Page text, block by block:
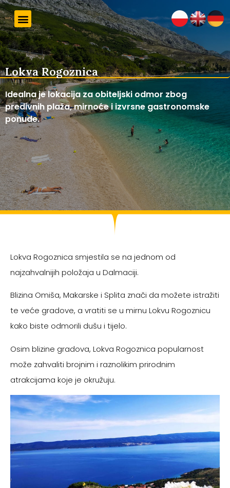
Lokva Rogoznica
Idealna je lokacija za obiteljski odmor zbog
predivnih plaža, mirnoće i izvrsne gastronomske
ponude.
Lokva Rogoznica smjestila se na jednom od
najzahvalnijih položaja u Dalmaciji.
Blizina Omiša, Makarske i Splita znači da možete istražiti
te veće gradove, a vratiti se u mirnu Lokvu Rogoznicu
kako biste odmorili dušu i tijelo.
Osim blizine gradova, Lokva Rogoznica popularnost
može zahvaliti brojnim i raznolikim prirodnim
atrakcijama koje je okružuju.